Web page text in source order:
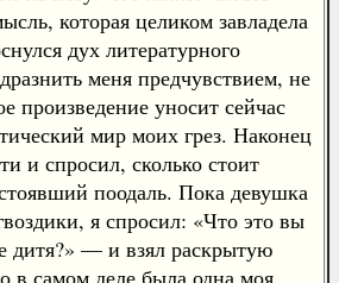
которая целиком завладела
дух литературного
меня предчувствием, не
произведение уносит сейчас
мир моих грез. Наконец
и спросил, сколько стоит
поодаль. Пока девушка
я спросил: «Что это вы
дитя?» — и взял раскрытую
в самом деле была одна моя